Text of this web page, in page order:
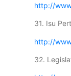
http://
31. Isu
http://
32.